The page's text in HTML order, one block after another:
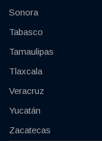
Sonora
Tabasco
Tamaulipas
Tlaxcala
Veracruz
Yucatán
Zacatecas